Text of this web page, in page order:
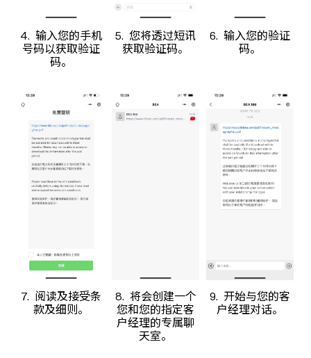
4. 输入您的手机
号码以获取验证
码。
5. 您将透过短讯
获取验证码。
6. 输入您的验证
码。
7. 阅读及接受条
款及细则。
8. 将会创建一个
您和您的指定客
户经理的专属聊
天室。
9. 开始与您的客
户经理对话。